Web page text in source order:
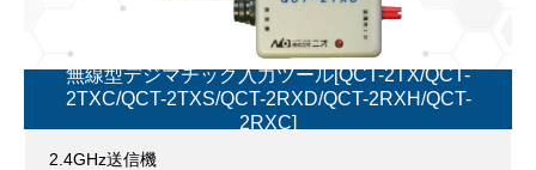
無線型デジマチック入力ツール[QCT-2TX/QCT-
2TXC/QCT-2TXS/QCT-2RXD/QCT-2RXH/QCT-
2RXC]
2.4GHz送信機